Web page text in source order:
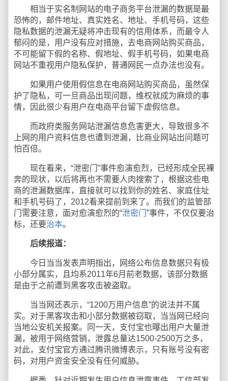
相当于实名制网站的电子商务平台泄漏的数据是最
恐怖的，邮件地址、真实姓名、地址、手机号码，这些
隐私数据的泄漏无疑将冲击现有的信用体系，而最令人
郁闷的是，用户没有应对措施，去电商网站购买商品，
不可能留下假的名称、假地址、假手机号码，如果电商
网站不重视用户隐私保护，普通网民一点办法也没有。
如果用户使用假信息在电商网站购买商品，虽然保
护了隐私，可一旦商品出现问题，维权就成为麻烦的事
情，因此很少有用户在电商平台留下虚假信息。
而政府类服务网站泄漏信息危害更大，导致很多不
上网的用户资料信息也遭到泄漏，比商业网站出问题可
怕百倍。
现在看来，“泄密门”事件愈演愈烈，已经形成全民裸
奔的现状，以后将再也不需要人肉搜索了，根据这些电
商的泄漏数据库，直接就可以找到你的姓名、家庭住址
和手机号码了，2012看来提前到来了。而我们的监管部
门需要注意，面对愈演愈烈的“泄密门 ”事件，不仅仅要治
标，还要治本。
后续报道：
今日当当发表声明指出，网络公布信息数据只有极
小部分属实，且均系2011年6月前老数据，该部分数据
是由于之前遭到黑客攻击被盗取。
当当网还表示，“1200万用户信息”的说法并不属
实。对于黑客攻击和小部分数据被窃取，当当网已经向
当地公安机关报案。同一天，支付宝也曝出用户大量泄
漏，被用于网络营销，泄露总量达1500-2500万之多，
对此，支付宝官方通过腾讯微博表示，只有账号没有密
码，对用户资金安全没有任何威胁。